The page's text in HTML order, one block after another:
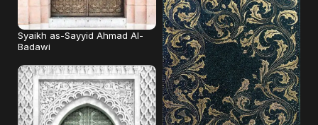
Syaikh as-Sayyid Ahmad Al-
Badawi